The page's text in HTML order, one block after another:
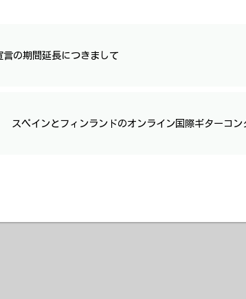
言の期間延長につきまして
スペインとフィンランドのオンライン国際ギターコン